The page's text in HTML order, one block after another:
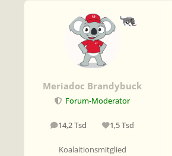
Meriadoc Brandybuck
Forum-Moderator
14,2 Tsd
Beiträge 1,5 Tsd
Reputation
Koalaitionsmitglied